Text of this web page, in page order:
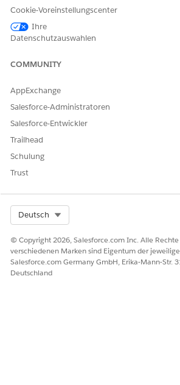
jedes Fahrzeug angehängt ist.
autoRateVehicles-Ausdruckssatz
Dieser Ausdruckssatz bewertet alle zu
KONNTEN SIE IHR PROBLEM MITHILFE
Geben Sie uns Feedback, damit wir uns
Cookie-Voreinstellungscenter
Ihre
Datenschutzauswahlen
COMMUNITY
AppExchange
Salesforce-Administratoren
Salesforce-Entwickler
Trailhead
Schulung
Trust
Deutsch
© Copyright 2026, Salesforce.com Inc. Alle
verschiedenen Marken sind Eigentum der
Salesforce.com Germany GmbH, Erika-Mann-Str.
Deutschland